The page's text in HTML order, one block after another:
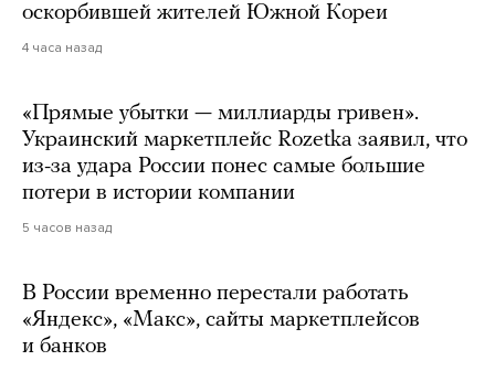
оскорбившей жителей Южной Кореи
4 часа назад
«Прямые убытки — миллиарды гривен».
Украинский маркетплейс Rozetka заявил, что
из-за удара России понес самые большие
потери в истории компании
5 часов назад
В России временно перестали работать
«Яндекс», «Макс», сайты маркетплейсов
и банков